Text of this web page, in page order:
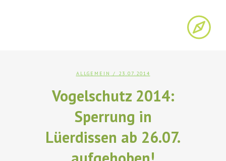
ALLGEMEIN / 23.07.2014
Vogelschutz 2014:
Sperrung in
Lüerdissen ab 26.07.